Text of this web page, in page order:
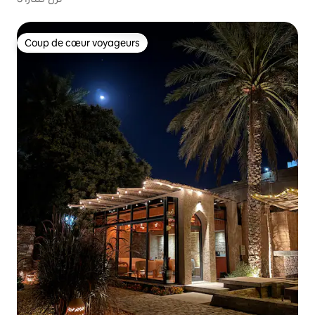
Coup de cœur voyageurs
Coup de cœur voyageurs